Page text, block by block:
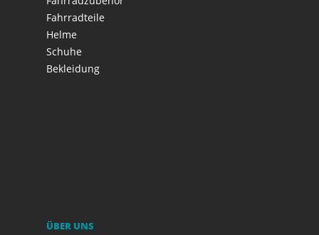
Fahrradteile
Helme
Schuhe
Bekleidung
ÜBER UNS